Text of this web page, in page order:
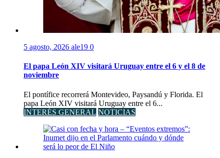
5 agosto, 2026 ale19 0
El papa León XIV visitará Uruguay entre el 6 y el 8 de
noviembre
El pontífice recorrerá Montevideo, Paysandú y Florida. El
papa León XIV visitará Uruguay entre el 6...
INTERÉS GENERAL NOTICIAS